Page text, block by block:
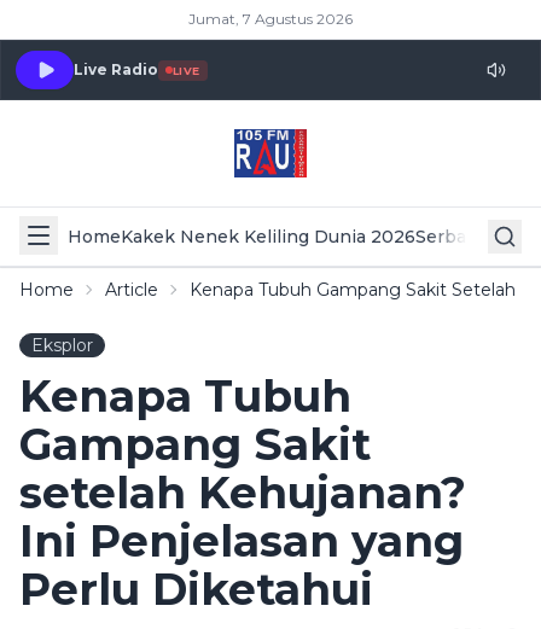
Jumat, 7 Agustus 2026
Live Radio LIVE
HomeKakek Nenek Keliling Dunia 2026Serba Serbi
Home Article Kenapa Tubuh Gampang Sakit Setelah
Eksplor
Kenapa Tubuh
Gampang Sakit
setelah Kehujanan?
Ini Penjelasan yang
Perlu Diketahui